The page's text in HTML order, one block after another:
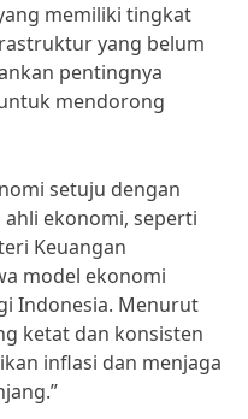
memiliki tingkat
yang belum
pentingnya
mendorong
setuju dengan
ekonomi, seperti
Keuangan
model ekonomi
Indonesia. Menurut
ketat dan konsisten
inflasi dan menjaga